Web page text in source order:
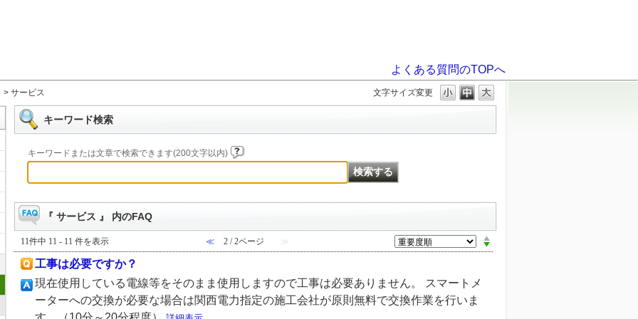
よくある質問のTOPへ
文字サイズ変更
> サービス
キーワード検索
キーワードまたは文章で検索できます(200文字以内)
『 サービス 』 内のFAQ
11件中 11 - 11 件を表示 ≪ 2 / 2ページ ≫
工事は必要ですか？
現在使用している電線等をそのまま使用しますので工事は必要ありません。 スマートメ
ーターへの交換が必要な場合は関西電力指定の施工会社が原則無料で交換作業を行いま